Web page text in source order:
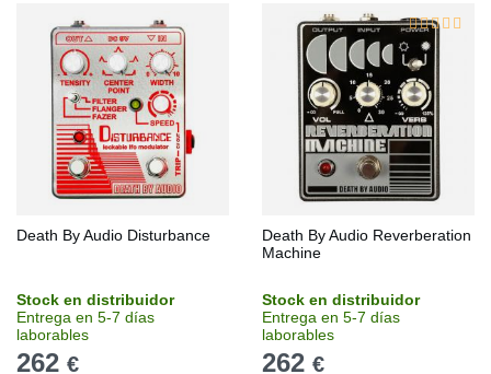
Death By Audio Disturbance
Stock en distribuidor
Entrega en 5-7 días
laborables
262 €
Death By Audio Reverberation
Machine
Stock en distribuidor
Entrega en 5-7 días
laborables
262 €